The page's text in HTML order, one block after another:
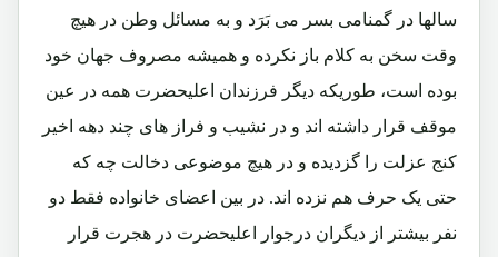
سالها در گمنامی بسر می بَرَد و به مسائل وطن در هیچ
وقت سخن به کلام باز نکرده و همیشه مصروف جهان خود
بوده است، طوریکه دیگر فرزندان اعلیحضرت همه در عین
موقف قرار داشته اند و در نشیب و فراز های چند دهه اخیر
کنج عزلت را گزدیده و در هیچ موضوعی دخالت چه که
حتی یک حرف هم نزده اند. در بین اعضای خانواده فقط دو
نفر بیشتر از دیگران درجوار اعلیحضرت در هجرت قرار